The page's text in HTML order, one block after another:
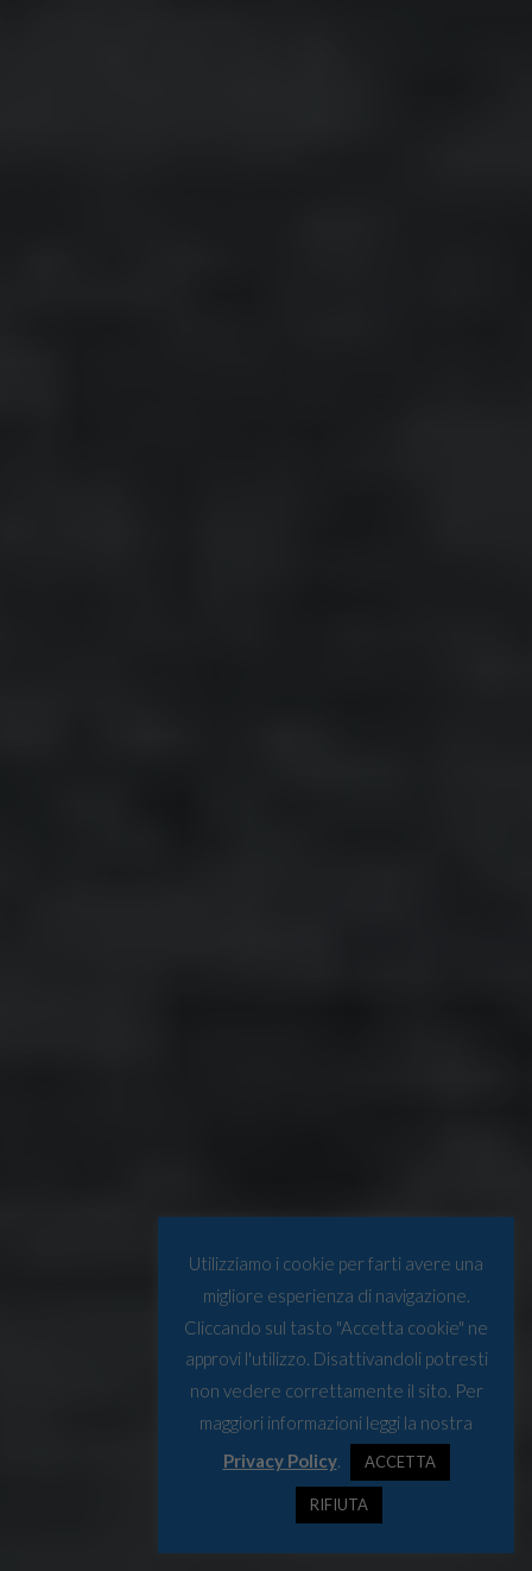
Utilizziamo i cookie per farti avere una
migliore esperienza di navigazione.
Cliccando sul tasto "Accetta cookie" ne
approvi l'utilizzo. Disattivandoli potresti
non vedere correttamente il sito. Per
maggiori informazioni leggi la nostra
Privacy Policy. ACCETTA
RIFIUTA